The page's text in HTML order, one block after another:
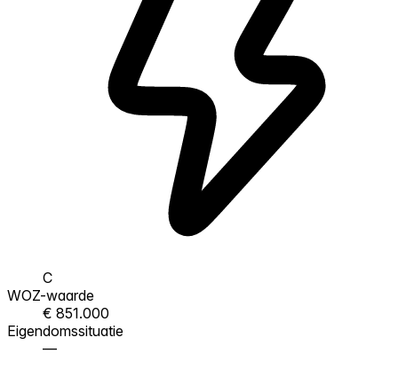
C
WOZ-waarde
€ 851.000
Eigendomssituatie
—